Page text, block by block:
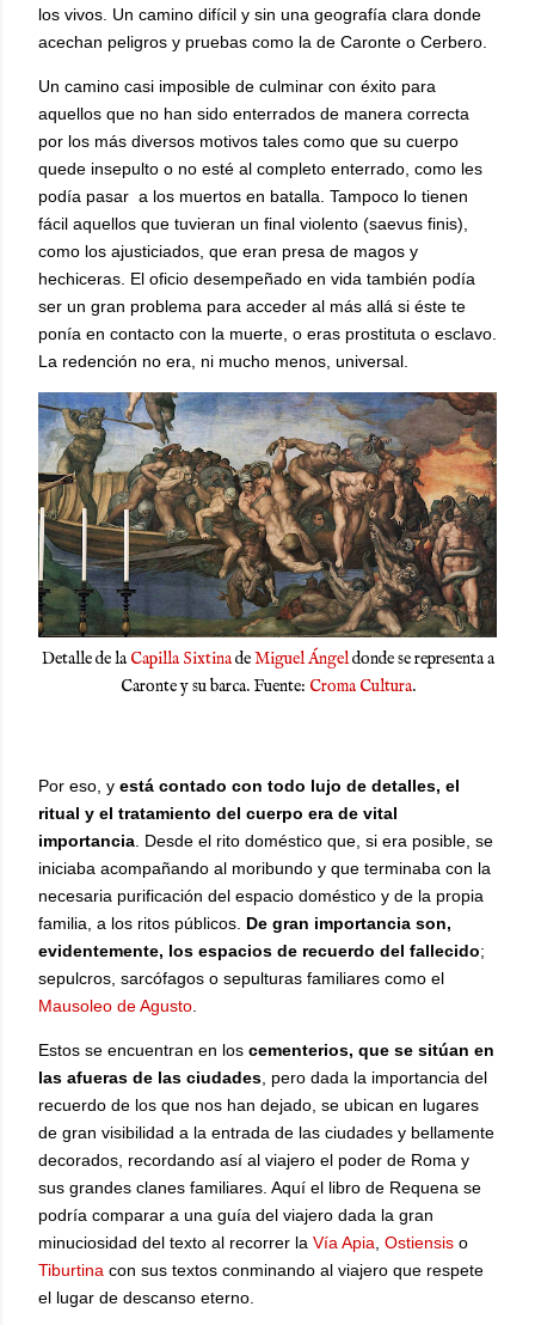
los vivos. Un camino difícil y sin una geografía clara donde
acechan peligros y pruebas como la de Caronte o Cerbero.
Un camino casi imposible de culminar con éxito para
aquellos que no han sido enterrados de manera correcta
por los más diversos motivos tales como que su cuerpo
quede insepulto o no esté al completo enterrado, como les
podía pasar a los muertos en batalla. Tampoco lo tienen
fácil aquellos que tuvieran un final violento (saevus finis),
como los ajusticiados, que eran presa de magos y
hechiceras. El oficio desempeñado en vida también podía
ser un gran problema para acceder al más allá si éste te
ponía en contacto con la muerte, o eras prostituta o esclavo.
La redención no era, ni mucho menos, universal.
Detalle de la Capilla SixtinadeMiguel Ángeldonde se representa a
Caronte y su barca. Fuente: Croma Cultura.
Por eso, y está contado con todo lujo de detalles, el
ritual y el tratamiento del cuerpo era de vital
importancia . Desde el rito doméstico que, si era posible, se
iniciaba acompañando al moribundo y que terminaba con la
necesaria purificación del espacio doméstico y de la propia
familia, a los ritos públicos. De gran importancia son,
evidentemente, los espacios de recuerdo del fallecido;
sepulcros, sarcófagos o sepulturas familiares como el
Mausoleo de Agusto
Estos se encuentran en los cementerios, que se sitúan en
las afueras de las ciudades , pero dada la importancia del
recuerdo de los que nos han dejado, se ubican en lugares
de gran visibilidad a la entrada de las ciudades y bellamente
decorados, recordando así al viajero el poder de Roma y
sus grandes clanes familiares. Aquí el libro de Requena se
podría comparar a una guía del viajero dada la gran
minuciosidad del texto al recorrer la Vía Apia Ostiensis o
Tiburtina con sus textos conminando al viajero que respete
el lugar de descanso eterno.